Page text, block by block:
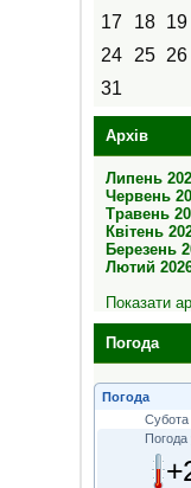
17
18 19
24
25 26
31
Архів
Липень
Червень
Травень
Квітень
Березень
Лютий
Показати
Погода
Погода
Субота
Погода